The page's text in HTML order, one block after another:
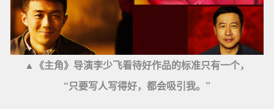
▲《主角》导演李少飞看待好作品的标准只有一个，
“只要写人写得好，都会吸引我。”